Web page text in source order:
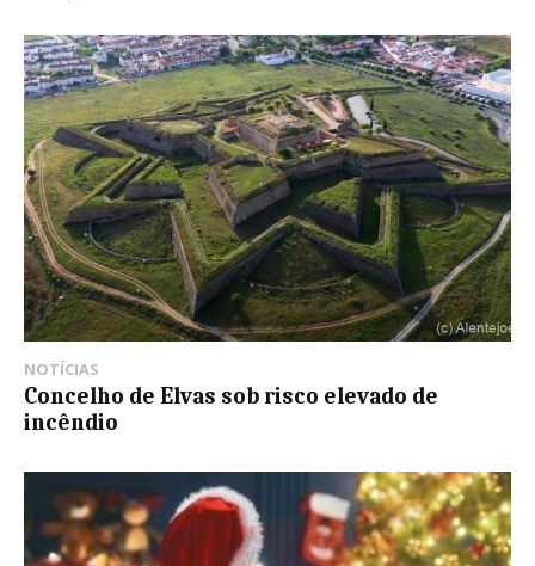
NOTÍCIAS
Concelho de Elvas sob risco elevado de
incêndio